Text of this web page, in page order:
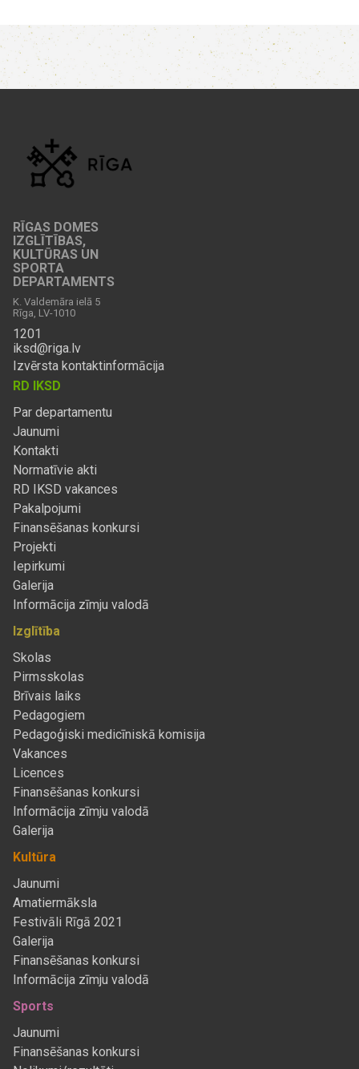
RĪGAS DOMES
IZGLĪTĪBAS,
KULTŪRAS UN
SPORTA
DEPARTAMENTS
K. Valdemāra ielā 5
Rīga, LV-1010
1201
iksd@riga.lv
Izvērsta kontaktinformācija
RD IKSD
Par departamentu
Jaunumi
Kontakti
Normatīvie akti
RD IKSD vakances
Pakalpojumi
Finansēšanas konkursi
Projekti
Iepirkumi
Galerija
Informācija zīmju valodā
Izglītība
Skolas
Pirmsskolas
Brīvais laiks
Pedagogiem
Pedagoģiski medicīniskā komisija
Vakances
Licences
Finansēšanas konkursi
Informācija zīmju valodā
Galerija
Kultūra
Jaunumi
Amatiermāksla
Festivāli Rīgā 2021
Galerija
Finansēšanas konkursi
Informācija zīmju valodā
Sports
Jaunumi
Finansēšanas konkursi